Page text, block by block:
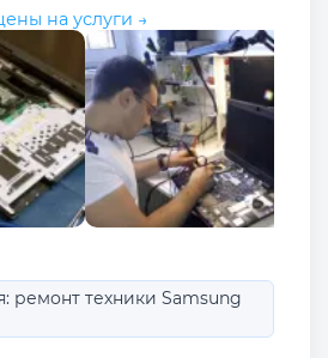
на услуги →
ремонт техники Samsung